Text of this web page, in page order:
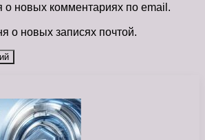
о новых комментариях по email.
о новых записях почтой.